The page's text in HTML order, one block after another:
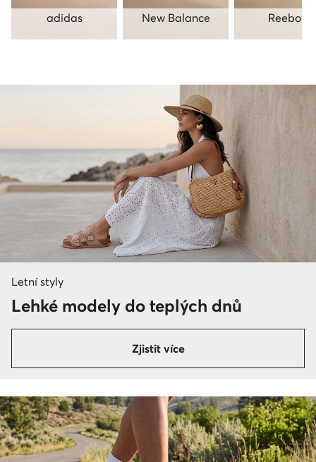
adidas New Balance Reebok
Letní styly
Lehké modely do teplých dnů
Zjistit více